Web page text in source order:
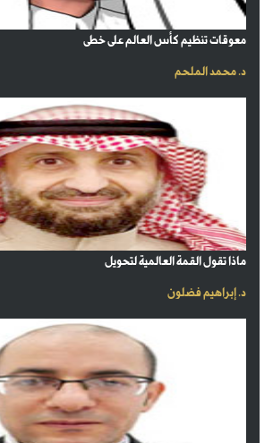
معوقات تنظيم كأس العالم على خطى
د. محمد الملحم
ماذا تقول القمة العالمية لتحويل
د. إبراهيم فضلون